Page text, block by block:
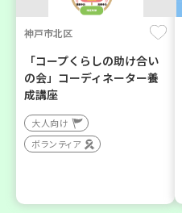
神戸市北区
「コープくらしの助け合い
の会」コーディネーター養
成講座
大人向け
ボランティア